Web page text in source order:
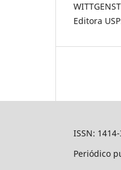
Editora
ISSN:
Periódico